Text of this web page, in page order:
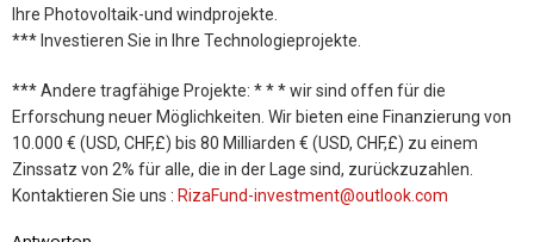
Ihre Photovoltaik-und windprojekte.
*** Investieren Sie in Ihre Technologieprojekte.
*** Andere tragfähige Projekte: * * * wir sind offen für die
Erforschung neuer Möglichkeiten. Wir bieten eine Finanzierung von
10.000 € (USD, CHF,£) bis 80 Milliarden € (USD, CHF,£) zu einem
Zinssatz von 2% für alle, die in der Lage sind, zurückzuzahlen.
Kontaktieren Sie uns : RizaFund-investment@outlook.com